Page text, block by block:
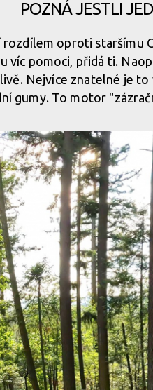
340%.
předchozí generací, 85 Nm
předchozí generací, 85 Nm
340%.
předchozí generací, 85 Nm
340%.
předchozí generací, 85 Nm
340%.
POZNÁ JESTLI
rozdílem oproti staršímu
víc pomoci, přidá ti.
Nejvíce znatelné je
gumy. To motor